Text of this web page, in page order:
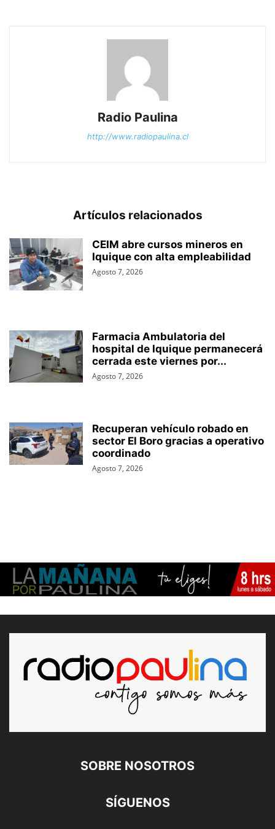
Radio Paulina
http://www.radiopaulina.cl
Artículos relacionados
CEIM abre cursos mineros en
Iquique con alta empleabilidad
Agosto 7, 2026
Farmacia Ambulatoria del
hospital de Iquique permanecerá
cerrada este viernes por...
Agosto 7, 2026
Recuperan vehículo robado en
sector El Boro gracias a operativo
coordinado
Agosto 7, 2026
SOBRE NOSOTROS
SÍGUENOS